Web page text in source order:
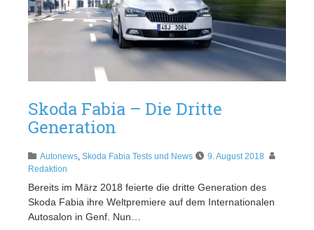
Skoda Fabia – Die Dritte
Generation
Autonews, Skoda Fabia Tests und News
9. August 2018
Redaktion
Bereits im März 2018 feierte die dritte Generation des
Skoda Fabia ihre Weltpremiere auf dem Internationalen
Autosalon in Genf. Nun…